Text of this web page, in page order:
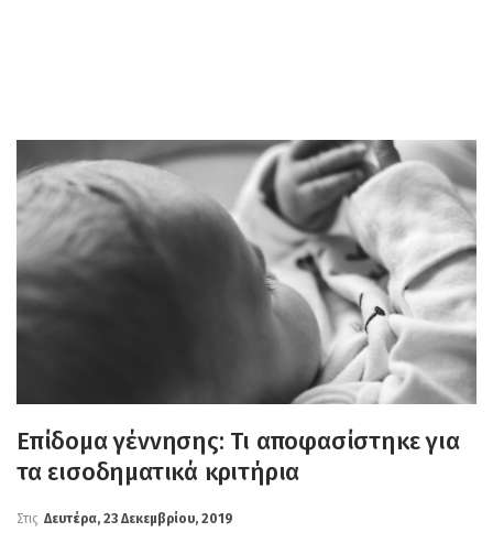
Επίδομα γέννησης: Τι αποφασίστηκε για
τα εισοδηματικά κριτήρια
Στις Δευτέρα, 23 Δεκεμβρίου, 2019